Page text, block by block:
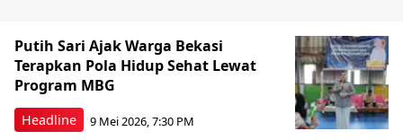
Headline
Putih Sari Ajak Warga Bekasi
Terapkan Pola Hidup Sehat Lewat
Program MBG
9 Mei 2026, 7:30 PM